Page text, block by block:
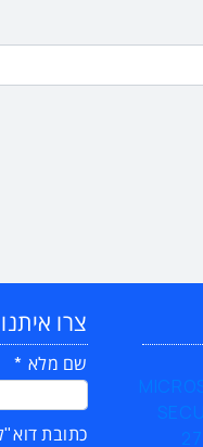
צרו
שם מלא
כתובת